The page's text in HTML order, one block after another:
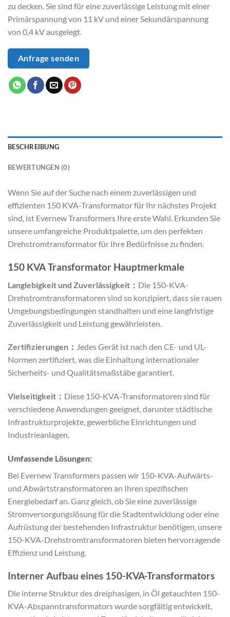
zu decken. Sie sind für eine zuverlässige Leistung mit einer
Primärspannung von 11 kV und einer Sekundärspannung
von 0,4 kV ausgelegt.
Anfrage senden
BESCHREIBUNG
BEWERTUNGEN (0)
Wenn Sie auf der Suche nach einem zuverlässigen und
effizienten 150 KVA-Transformator für Ihr nächstes Projekt
sind, ist Evernew Transformers Ihre erste Wahl. Erkunden Sie
unsere umfangreiche Produktpalette, um den perfekten
Drehstromtransformator für Ihre Bedürfnisse zu finden.
150 KVA Transformator Hauptmerkmale
Langlebigkeit und Zuverlässigkeit： Die 150-KVA-
Drehstromtransformatoren sind so konzipiert, dass sie rauen
Umgebungsbedingungen standhalten und eine langfristige
Zuverlässigkeit und Leistung gewährleisten.
Zertifizierungen： Jedes Gerät ist nach den CE- und UL-
Normen zertifiziert, was die Einhaltung internationaler
Sicherheits- und Qualitätsmaßstäbe garantiert.
Vielseitigkeit： Diese 150-KVA-Transformatoren sind für
verschiedene Anwendungen geeignet, darunter städtische
Infrastrukturprojekte, gewerbliche Einrichtungen und
Industrieanlagen.
Umfassende Lösungen:
Bei Evernew Transformers passen wir 150-KVA-Aufwärts-
und Abwärtstransformatoren an Ihren spezifischen
Energiebedarf an. Ganz gleich, ob Sie eine zuverlässige
Stromversorgungslösung für die Stadtentwicklung oder eine
Aufrüstung der bestehenden Infrastruktur benötigen, unsere
150-KVA-Drehstromtransformatoren bieten hervorragende
Effizienz und Leistung.
Interner Aufbau eines 150-KVA-Transformators
Die interne Struktur des dreiphasigen, in Öl getauchten 150-
KVA-Abspanntransformators wurde sorgfältig entwickelt,